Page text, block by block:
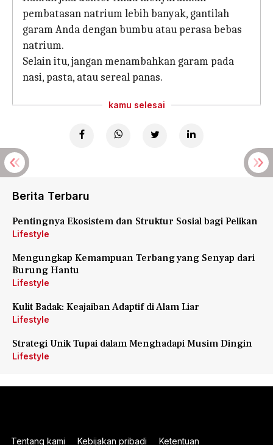
pembatasan natrium lebih banyak, gantilah
garam Anda dengan bumbu atau perasa bebas
natrium.
Selain itu, jangan menambahkan garam pada
nasi, pasta, atau sereal panas.
kamu selesai
Berita Terbaru
Pentingnya Ekosistem dan Struktur Sosial bagi Pelikan
Lifestyle
Mengungkap Kemampuan Terbang yang Senyap dari
Burung Hantu
Lifestyle
Kulit Badak: Keajaiban Adaptif di Alam Liar
Lifestyle
Strategi Unik Tupai dalam Menghadapi Musim Dingin
Lifestyle
Tentang kami Kebijakan pribadi Ketentuan